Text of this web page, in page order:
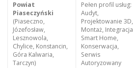
Powiat
Piaseczyński
(Piaseczno,
Józefosław,
Lesznowola,
Chylice, Konstancin,
Góra Kalwaria,
Tarczyn)
Pełen profil usług:
Audyt,
Projektowanie 3D,
Montaż, Integracja
Smart Home,
Konserwacja,
Serwis
Autoryzowany